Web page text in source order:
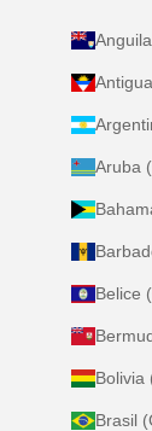
Aruba
Belice
Bolivia
Brasil